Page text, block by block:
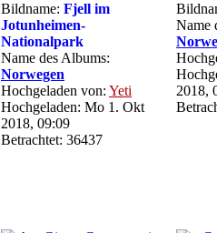
Bildname: Fjell im
Jotunheimen-
Nationalpark
Name des Albums:
Norwegen
Hochgeladen von: Yeti
Hochgeladen: Mo 1. Okt
2018, 09:09
Betrachtet: 36437
Name
2018,